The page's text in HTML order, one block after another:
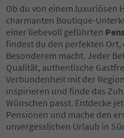
88
89
90
91
92
93
94
95
96
97
98
Ob du von einem luxuriösen
charmanten Boutique-
einer liebevoll geführten
findest du den perfekten Ort,
Besonderem macht. Jeder
Qualität, authentische
Verbundenheit mit der
inspirieren und finde das
Wünschen passt. Entdecke
Pensionen und mache den
unvergesslichen Urlaub in